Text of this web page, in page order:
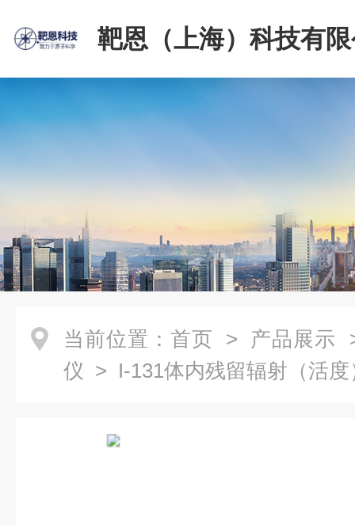
靶恩（上海）科技有
当前位置： 首页 > 产品展示
仪 > I-131体内残留辐射（活